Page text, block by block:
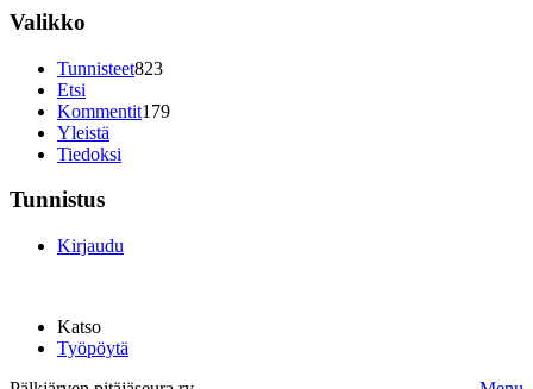
Valikko
Tunnisteet823
Etsi
Kommentit179
Yleistä
Tiedoksi
Tunnistus
Kirjaudu
Katso
Työpöytä